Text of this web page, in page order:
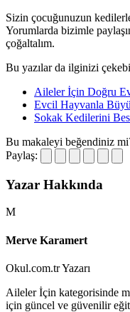
Sizin çocuğunuzun kedilerle
Yorumlarda bizimle
çoğaltalım.
Bu yazılar da ilginizi
Aileler İçin Doğru
Evcil Hayvanla
Sokak Kedilerini
Bu makaleyi beğendiniz
Paylaş:
Yazar Hakkında
M
Merve Karamert
Okul.com.tr Yazarı
Aileler İçin kategorisinde
için güncel ve güvenilir